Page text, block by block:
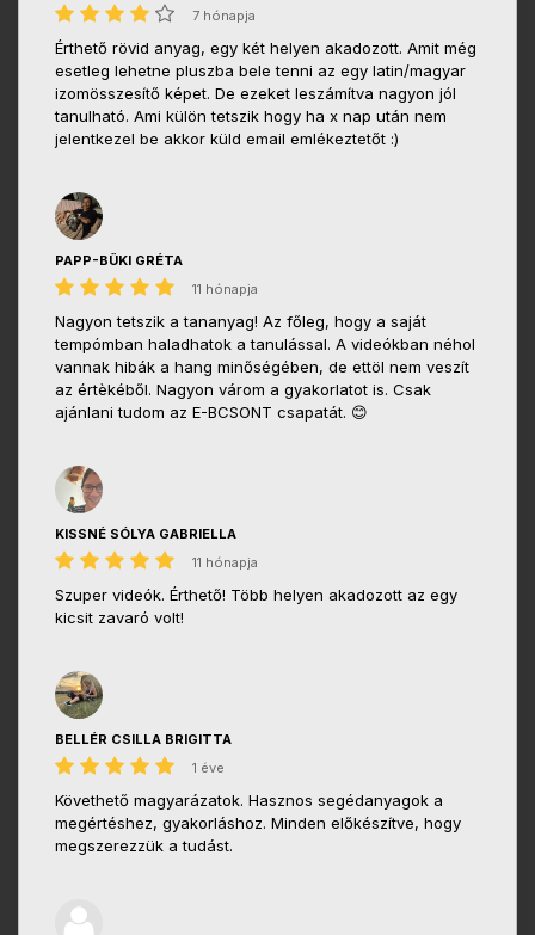
7 hónapja
Érthető rövid anyag, egy két helyen akadozott. Amit még
esetleg lehetne pluszba bele tenni az egy latin/magyar
izomösszesítő képet. De ezeket leszámítva nagyon jól
tanulható. Ami külön tetszik hogy ha x nap után nem
jelentkezel be akkor küld email emlékeztetőt :)
PAPP-BÜKI GRÉTA
11 hónapja
Nagyon tetszik a tananyag! Az főleg, hogy a saját
tempómban haladhatok a tanulással. A videókban néhol
vannak hibák a hang minőségében, de ettöl nem veszít
az értèkéből. Nagyon várom a gyakorlatot is. Csak
ajánlani tudom az E-BCSONT csapatát. 😊
KISSNÉ SÓLYA GABRIELLA
11 hónapja
Szuper videók. Érthető! Több helyen akadozott az egy
kicsit zavaró volt!
BELLÉR CSILLA BRIGITTA
1 éve
Követhető magyarázatok. Hasznos segédanyagok a
megértéshez, gyakorláshoz. Minden előkészítve, hogy
megszerezzük a tudást.